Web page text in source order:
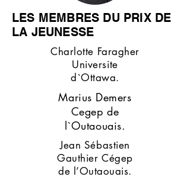
LES MEMBRES DU PRIX DE
LA JEUNESSE
Charlotte Faragher
Universite
d`Ottawa.
Marius Demers
Cegep de
l`Outaouais.
Jean Sébastien
Gauthier Cégep
de l’Outaouais.